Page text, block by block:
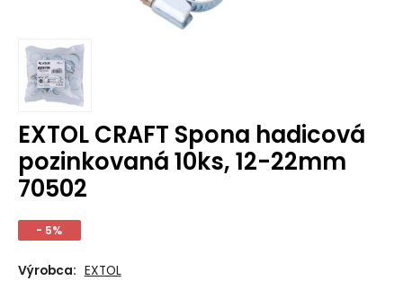
EXTOL CRAFT Spona hadicová
pozinkovaná 10ks, 12-22mm
70502
- 5%
Výrobca: EXTOL